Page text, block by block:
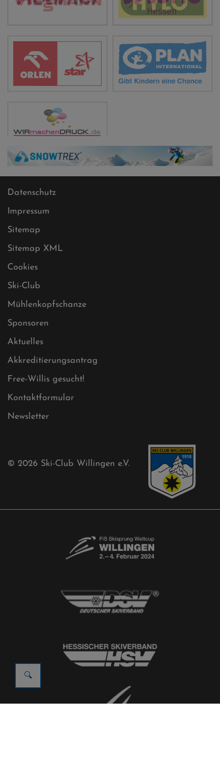
Datenschutz
Impressum
Sitemap
Sitemap XML
Cookies
Ski-Club
Mühlenkopfschanze
Sponsoren
Aktuelles
Akkreditierungsantrag
Free-Willis gesucht!
Kontaktformular